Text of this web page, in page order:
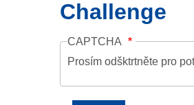
Challenge
CAPTCHA
Prosím odšktrtněte pro